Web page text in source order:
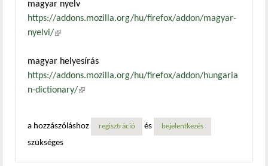
magyar nyelv
https://addons.mozilla.org/hu/firefox/addon/magyar-
nyelvi/(külső hivatkozás)
magyar helyesírás
https://addons.mozilla.org/hu/firefox/addon/hungaria
n-dictionary/(külső hivatkozás)
a hozzászóláshoz regisztráció és bejelentkezés
szükséges